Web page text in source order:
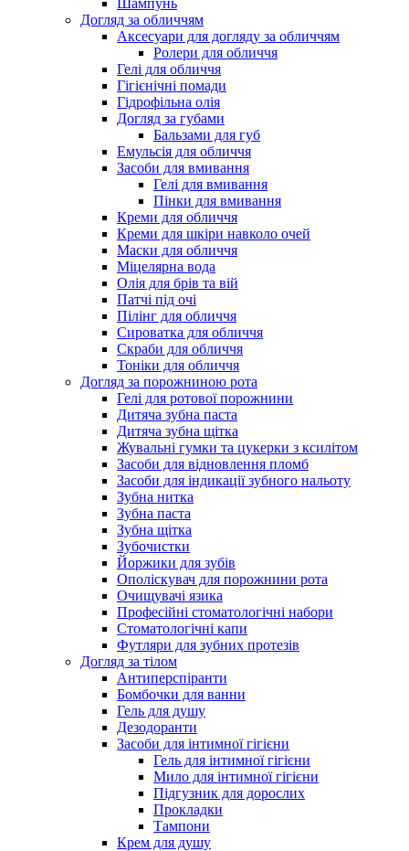
Шампунь
Догляд за обличчям
Аксесуари для догляду за обличчям
Ролери для обличчя
Гелі для обличчя
Гігієнічні помади
Гідрофільна олія
Догляд за губами
Бальзами для губ
Емульсія для обличчя
Засоби для вмивання
Гелі для вмивання
Пінки для вмивання
Креми для обличчя
Креми для шкіри навколо очей
Маски для обличчя
Міцелярна вода
Олія для брів та вій
Патчі під очі
Пілінг для обличчя
Сироватка для обличчя
Скраби для обличчя
Тоніки для обличчя
Догляд за порожниною рота
Гелі для ротової порожнини
Дитяча зубна паста
Дитяча зубна щітка
Жувальні гумки та цукерки з ксилітом
Засоби для відновлення пломб
Засоби для індикації зубного нальоту
Зубна нитка
Зубна паста
Зубна щітка
Зубочистки
Йоржики для зубів
Ополіскувач для порожнини рота
Очищувачі язика
Професійні стоматологічні набори
Стоматологічні капи
Футляри для зубних протезів
Догляд за тілом
Антиперспіранти
Бомбочки для ванни
Гель для душу
Дезодоранти
Засоби для інтимної гігієни
Гель для інтимної гігієни
Мило для інтимної гігієни
Підгузник для дорослих
Прокладки
Тампони
Крем для душу